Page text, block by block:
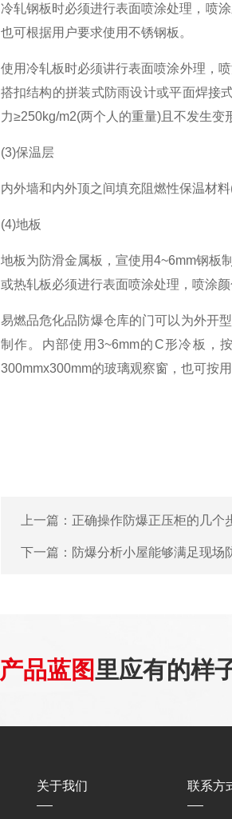
冷轧钢板时必须进行表面喷涂处理，喷
也可根据用户要求使用不锈钢板。
使用冷轧板时必须讲行表面喷涂外理，
搭扣结构的拼装式防雨设计或平面焊接
力≥250kg/m2(两个人的重量)且不发生变
(3)保温层
内外墙和内外顶之间填充阻燃性保温材
(4)地板
地板为防滑金属板，宣使用4~6mm钢板
或热轧板必须进行表面喷涂处理，喷涂
易燃品危化品防爆仓库的门可以为外开
制作。内部使用3~6mm的C形冷板，
300mmx300mm的玻璃观察窗，也可按
上一篇： 正确操作防爆正压柜的几个
下一篇： 防爆分析小屋能够满足现场
产品蓝图里应有的样
关于我们 联系方